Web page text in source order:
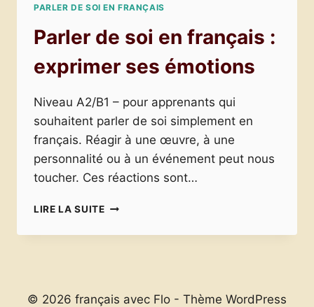
PARLER DE SOI EN FRANÇAIS
Parler de soi en français :
exprimer ses émotions
Niveau A2/B1 – pour apprenants qui
souhaitent parler de soi simplement en
français. Réagir à une œuvre, à une
personnalité ou à un événement peut nous
toucher. Ces réactions sont…
LIRE LA SUITEPARLER
SOI
EXPRIMER
© 2026 français avec Flo - Thème WordPress